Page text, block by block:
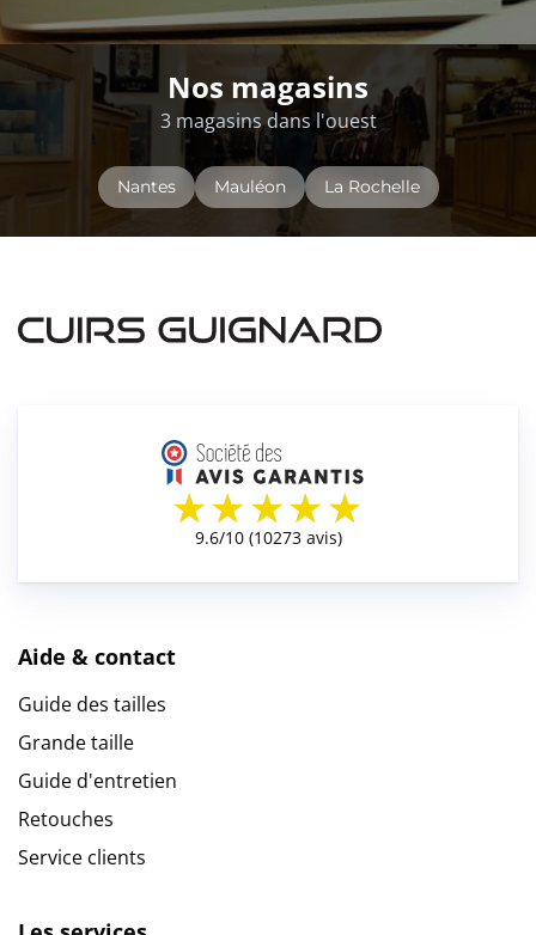
Nos magasins
3 magasins dans l'ouest
Nantes Mauléon La Rochelle
Aide & contact
Guide des tailles
Grande taille
Guide d'entretien
Retouches
Service clients